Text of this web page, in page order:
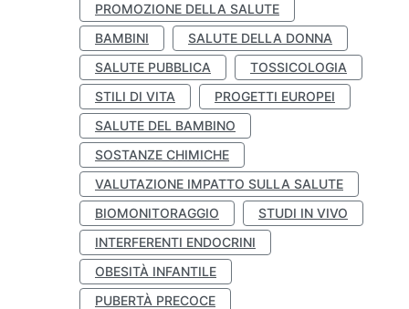
PROMOZIONE DELLA SALUTE
BAMBINI
SALUTE DELLA DONNA
SALUTE PUBBLICA
TOSSICOLOGIA
STILI DI VITA
PROGETTI EUROPEI
SALUTE DEL BAMBINO
SOSTANZE CHIMICHE
VALUTAZIONE IMPATTO SULLA SALUTE
BIOMONITORAGGIO
STUDI IN VIVO
INTERFERENTI ENDOCRINI
OBESITÀ INFANTILE
PUBERTÀ PRECOCE